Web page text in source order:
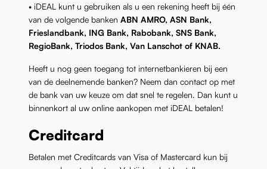
• iDEAL kunt u gebruiken als u een rekening heeft bij één
van de volgende banken ABN AMRO, ASN Bank,
Frieslandbank, ING Bank, Rabobank, SNS Bank,
RegioBank, Triodos Bank, Van Lanschot of KNAB.
Heeft u nog geen toegang tot internetbankieren bij een
van de deelnemende banken? Neem dan contact op met
de bank van uw keuze om dat snel te regelen. Dan kunt u
binnenkort al uw online aankopen met iDEAL betalen!
Creditcard
Betalen met Creditcards van Visa of Mastercard kun bij